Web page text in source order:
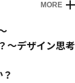
MORE
〜デザイン思考
インフラ